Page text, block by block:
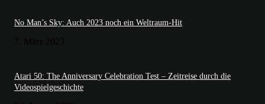
No Man’s Sky: Auch 2023 noch ein Weltraum-Hit
Atari 50: The Anniversary Celebration Test – Zeitreise durch die
Videospielgeschichte